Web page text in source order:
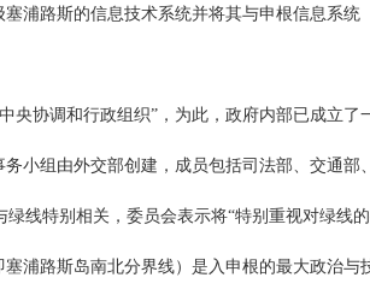
塞浦路斯的信息技术系统并将其与申根信息系
央协调和行政组织”，为此，政府内部已成立了
务小组由外交部创建，成员包括司法部、交通部
绿线特别相关，委员会表示将“特别重视对绿线
塞浦路斯岛南北分界线）是入申根的最大政治